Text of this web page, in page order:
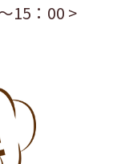
15：00 >